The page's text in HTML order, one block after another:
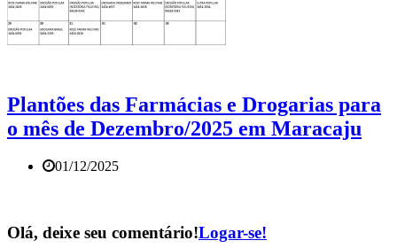
Plantões das Farmácias e Drogarias para
o mês de Dezembro/2025 em Maracaju
01/12/2025
Olá, deixe seu comentário!Logar-se!